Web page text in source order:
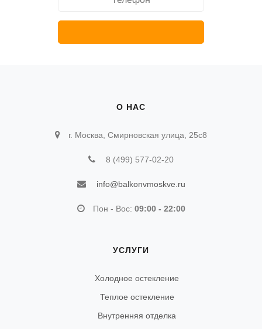
О НАС
г. Москва, Смирновская улица, 25с8
8 (499) 577-02-20
info@balkonvmoskve.ru
Пон - Вос: 09:00 - 22:00
УСЛУГИ
Холодное остекление
Теплое остекление
Внутренняя отделка